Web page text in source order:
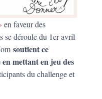
en faveur des
se déroule du 1er avril
soutient ce
mettant en jeu des
du challenge et